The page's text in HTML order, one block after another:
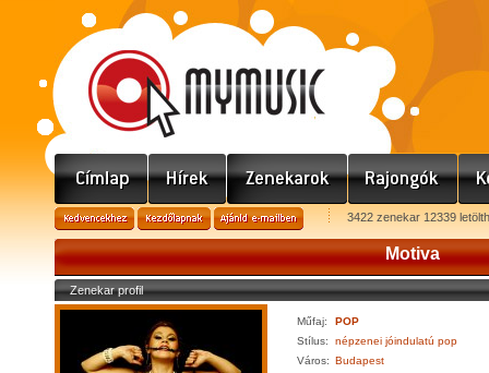
3422 zenekar 12339
Motiva
Zenekar profil
Műfaj:
POP
Stílus:
népzenei jóindulatú pop
Város: Budapest